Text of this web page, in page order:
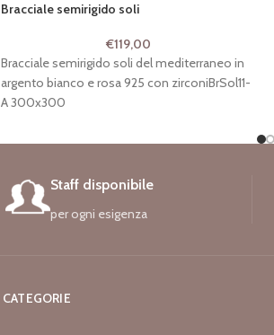
Bracciale semirigido soli
€119,00
Bracciale semirigido soli del mediterraneo in
argento bianco e rosa 925 con zirconiBrSol11-
A 300x300
Staff disponibile
per ogni esigenza
CATEGORIE